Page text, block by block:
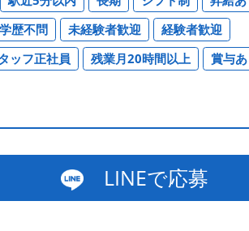
学歴不問 未経験者歓迎
経験者歓迎
ッフ正社員 残業月20時間以上
賞与あ
LINEで応募